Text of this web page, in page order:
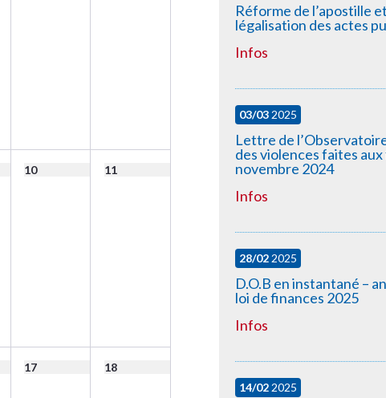
10 11
17 18
Réforme de l’apostille
légalisation des actes
Infos
03/032025
Lettre de
des violences faites
novembre 2024
Infos
28/022025
D.O.B en instantané –
loi de finances 2025
Infos
14/022025